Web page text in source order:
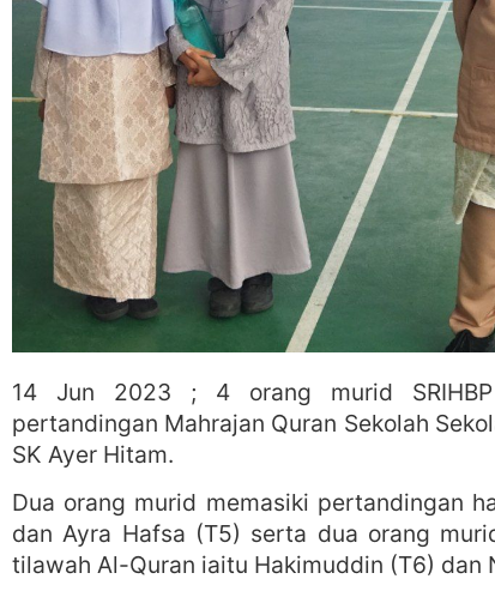
14 Jun 2023 ; 4 orang murid
pertandingan Mahrajan Quran Sekolah
SK Ayer Hitam.
Dua orang murid memasiki pertandingan
dan Ayra Hafsa (T5) serta dua orang
tilawah Al-Quran iaitu Hakimuddin (T6) dan